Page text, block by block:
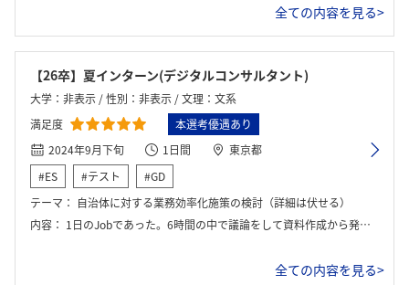
全ての内容を見る>
【26卒】夏インターン(デジタルコンサルタント)
大学：非表示 / 性別：非表示 / 文理：文系
満足度
本選考優遇あり
2024年9月下旬
1日間
東京都
#ES
#テスト
#GD
テーマ： 自治体に対する業務効率化施策の検討（詳細は伏せる）
内容： 1日のJobであった。6時間の中で議論をして資料作成から発表まで行いその後懇親会という流れであった。 コンサルタントに必要な素質を1日で体感できる非常に有意義なJobであった。
全ての内容を見る>